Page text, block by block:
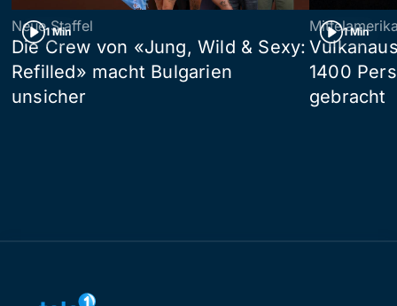
1 Min
Neue Staffel
Die Crew von «Jung, Wild & Sexy:
Refilled» macht Bulgarien
unsicher
1 Min
1400
gebracht